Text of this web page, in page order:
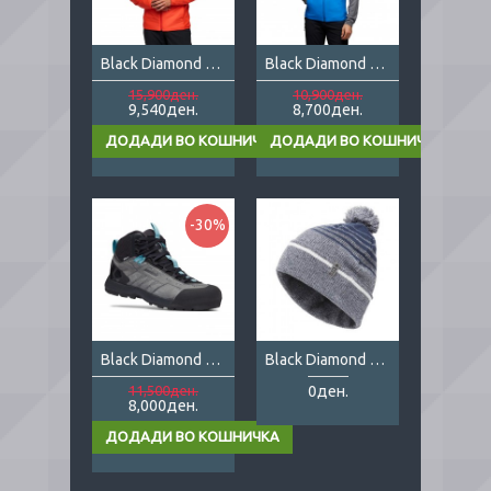
Black Diamond First Light Stretch Hoody
15,900ден.
9,540ден.
Black Diamond First Light Stretch Vest
10,900ден.
8,700ден.
Black Diamond Mission Leather Mid Lady
-30%
11,500ден.
8,000ден.
Black Diamond Pom
0ден.